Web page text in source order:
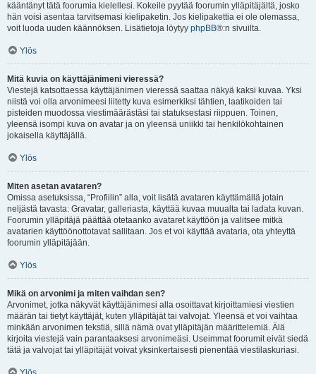
kääntänyt tätä foorumia kielellesi. Kokeile pyytää foorumin ylläpitäjältä, josko
hän voisi asentaa tarvitsemasi kielipaketin. Jos kielipakettia ei ole olemassa,
voit luoda uuden käännöksen. Lisätietoja löytyy phpBB®:n sivuilta.
Ylös
Mitä kuvia on käyttäjänimeni vieressä?
Viestejä katsottaessa käyttäjänimen vieressä saattaa näkyä kaksi kuvaa. Yksi
niistä voi olla arvonimeesi liitetty kuva esimerkiksi tähtien, laatikoiden tai
pisteiden muodossa viestimäärästäsi tai statuksestasi riippuen. Toinen,
yleensä isompi kuva on avatar ja on yleensä uniikki tai henkilökohtainen
jokaisella käyttäjällä.
Ylös
Miten asetan avataren?
Omissa asetuksissa, “Profiilin” alla, voit lisätä avataren käyttämällä jotain
neljästä tavasta: Gravatar, galleriasta, käyttää kuvaa muualta tai ladata kuvan.
Foorumin ylläpitäjä päättää otetaanko avataret käyttöön ja valitsee mitkä
avatarien käyttöönottotavat sallitaan. Jos et voi käyttää avataria, ota yhteyttä
foorumin ylläpitäjään.
Ylös
Mikä on arvonimi ja miten vaihdan sen?
Arvonimet, jotka näkyvät käyttäjänimesi alla osoittavat kirjoittamiesi viestien
määrän tai tietyt käyttäjät, kuten ylläpitäjät tai valvojat. Yleensä et voi vaihtaa
minkään arvonimen tekstiä, sillä nämä ovat ylläpitäjän määrittelemiä. Älä
kirjoita viestejä vain parantaaksesi arvonimeäsi. Useimmat foorumit eivät siedä
tätä ja valvojat tai ylläpitäjät voivat yksinkertaisesti pienentää viestilaskuriasi.